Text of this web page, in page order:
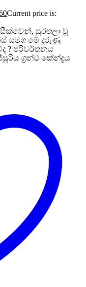
Current price is:
සුරතලා වූ
සමග මේ දරුණු
? පරිවර්තනය
ග්‍රන්ථ කේන්ද්‍රය